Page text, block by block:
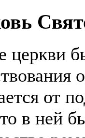
церкви
от
в ней